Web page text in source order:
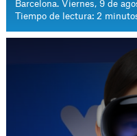
Barcelona. Viernes, 9 de
Tiempo de lectura: 2